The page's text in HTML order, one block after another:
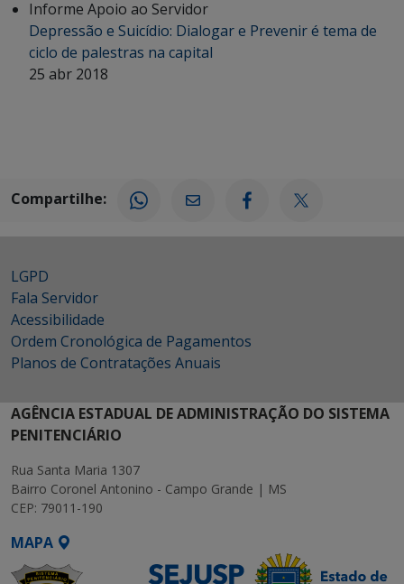
Informe Apoio ao Servidor
Depressão e Suicídio: Dialogar e Prevenir é tema de
ciclo de palestras na capital
25 abr 2018
Compartilhe:
LGPD
Fala Servidor
Acessibilidade
Ordem Cronológica de Pagamentos
Planos de Contratações Anuais
AGÊNCIA ESTADUAL DE ADMINISTRAÇÃO DO SISTEMA
PENITENCIÁRIO
Rua Santa Maria 1307
Bairro Coronel Antonino - Campo Grande | MS
CEP: 79011-190
MAPA